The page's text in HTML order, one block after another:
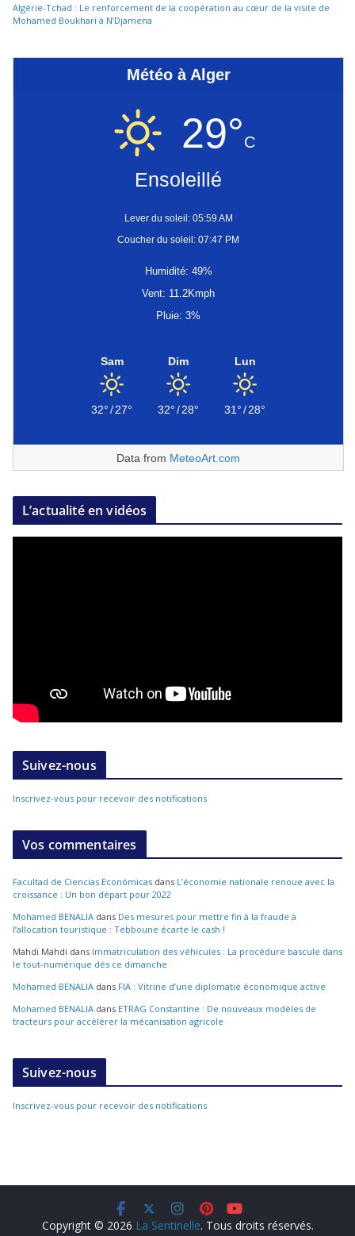
Algérie-Tchad : Le renforcement de la coopération au cœur de la visite de
Mohamed Boukhari à N’Djamena
Météo à Alger
29°C
Ensoleillé
Lever du soleil: 05:59 AM
Coucher du soleil: 07:47 PM
Humidité: 49%
Vent: 11.2Kmph
Pluie: 3%
Sam
32°/27°
Dim
32°/28°
Lun
31°/28°
Data from MeteoArt.com
L’actualité en vidéos
Suivez-nous
Inscrivez-vous pour recevoir des notifications
Vos commentaires
Facultad de Ciencias Económicas dans L’économie nationale renoue avec la
croissance : Un bon départ pour 2022
Mohamed BENALIA dans Des mesures pour mettre fin à la fraude à
l’allocation touristique : Tebboune écarte le cash !
Mahdi Mahdi dans Immatriculation des véhicules : La procédure bascule dans
le tout-numérique dès ce dimanche
Mohamed BENALIA dans FIA : Vitrine d’une diplomatie économique active
Mohamed BENALIA dans ETRAG Constantine : De nouveaux modèles de
tracteurs pour accélérer la mécanisation agricole
Suivez-nous
Inscrivez-vous pour recevoir des notifications
Copyright © 2026 La Sentinelle. Tous droits réservés.